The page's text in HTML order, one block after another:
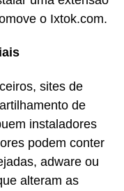
o Ixtok.com.
sites de
de
instaladores
podem conter
adware ou
alteram as